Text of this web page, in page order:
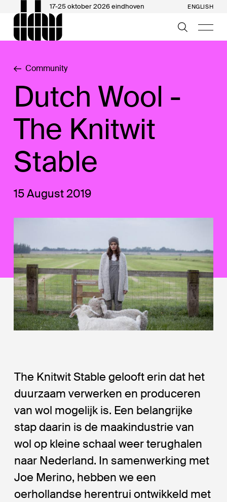
17-25 oktober 2026 eindhoven ENGLISH
Community
Dutch Wool -
The Knitwit
Stable
15 August 2019
The Knitwit Stable gelooft erin dat het
duurzaam verwerken en produceren
van wol mogelijk is. Een belangrijke
stap daarin is de maakindustrie van
wol op kleine schaal weer terughalen
naar Nederland. In samenwerking met
Joe Merino, hebben we een
oerhollandse herentrui ontwikkeld met